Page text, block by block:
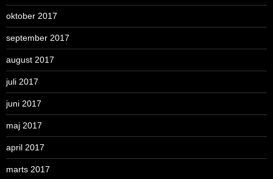
oktober 2017
september 2017
august 2017
juli 2017
juni 2017
maj 2017
april 2017
marts 2017